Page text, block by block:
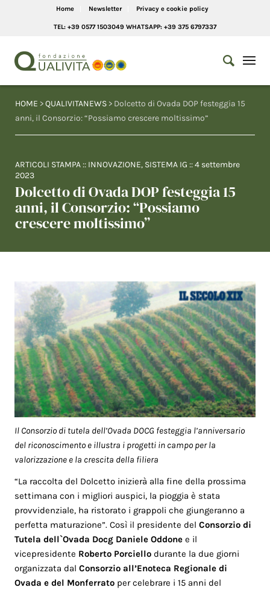
Home Newsletter Privacy e cookie policy
TEL: +39 0577 1503049 WHATSAPP: +39 375 6797337
HOME >QUALIVITANEWS > Dolcetto di Ovada DOP festeggia 15
anni, il Consorzio: “Possiamo crescere moltissimo”
ARTICOLI STAMPA :: INNOVAZIONE, SISTEMA IG ::4 settembre
2023
Dolcetto di Ovada DOP festeggia 15
anni, il Consorzio: “Possiamo
crescere moltissimo”
Il Consorzio di tutela dell’Ovada DOCG festeggia l’anniversario
del riconoscimento e illustra i progetti in campo per la
valorizzazione e la crescita della filiera
“La raccolta del Dolcetto inizierà alla fine della prossima
settimana con i migliori auspici, la pioggia è stata
provvidenziale, ha ristorato i grappoli che giungeranno a
perfetta maturazione”. Così il presidente delConsorzio di
Tutela dell`Ovada Docg Daniele Oddone e il
vicepresidente Roberto Porciello durante la due giorni
organizzata dalConsorzio all’Enoteca Regionale di
Ovada e del Monferrato per celebrare i 15 anni del